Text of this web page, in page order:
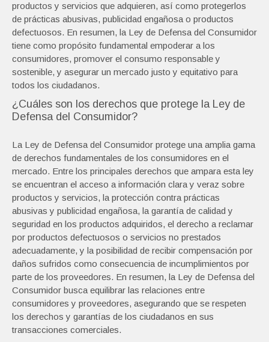
productos y servicios que adquieren, así como protegerlos
de prácticas abusivas, publicidad engañosa o productos
defectuosos. En resumen, la Ley de Defensa del Consumidor
tiene como propósito fundamental empoderar a los
consumidores, promover el consumo responsable y
sostenible, y asegurar un mercado justo y equitativo para
todos los ciudadanos.
¿Cuáles son los derechos que protege la Ley de
Defensa del Consumidor?
La Ley de Defensa del Consumidor protege una amplia gama
de derechos fundamentales de los consumidores en el
mercado. Entre los principales derechos que ampara esta ley
se encuentran el acceso a información clara y veraz sobre
productos y servicios, la protección contra prácticas
abusivas y publicidad engañosa, la garantía de calidad y
seguridad en los productos adquiridos, el derecho a reclamar
por productos defectuosos o servicios no prestados
adecuadamente, y la posibilidad de recibir compensación por
daños sufridos como consecuencia de incumplimientos por
parte de los proveedores. En resumen, la Ley de Defensa del
Consumidor busca equilibrar las relaciones entre
consumidores y proveedores, asegurando que se respeten
los derechos y garantías de los ciudadanos en sus
transacciones comerciales.